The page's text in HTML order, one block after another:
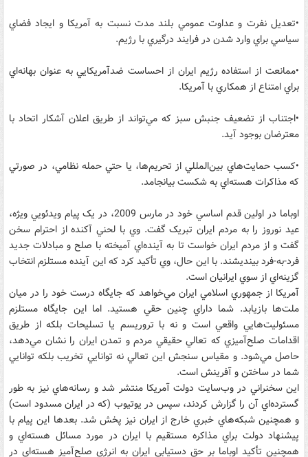
•تعديل نفرت و عداوت عمومي بلند مدت نسبت به آمريکا و ايجاد فضاي
سياسي براي وارد شدن در فرايند درگيري با رژيم.
•ممانعت از استفاده رژيم ايران از احساست ضدآمريکايي به عنوان بهانه‌اي
براي امتناع از همکاري با آمريکا.
•اجتناب از تضعيف جنبش سبز که مي‌تواند از طريق اعلان آشکار اتحاد با
معترضان بوجود آيد.
•کسب حمايت‌هاي بين‌المللي از تحريم‌ها، يا حتي حمله نظامي، در صورتي
که مذاکرات هسته‌اي به شکست بيانجامد.
اوباما در اولين قدم اساسي خود در مارس 2009، در يک پيام ويدئويي ويژه،
عيد نوروز را به مردم ايران تبريک گفت. وي با لحني آکنده از احترام سخن
گفت و از مردم ايران خواست تا به آينده‌اي آميخته با صلح و مبادلات جديد
فرد-به-فرد بينديشند. با اين حال، وي تأکيد کرد که اين آينده مستلزم انتخاب
گزينه‌اي از سوي ايرانيان است.
آمريکا از جمهوري اسلامي ايران مي‌خواهد که جايگاه درست خود را در ميان
ملت‌ها بازيابد. شما داراي چنين حقي هستيد. اما اين جايگاه مستلزم
مسئوليت‌هايي واقعي است و نه با تروريسم يا تسليحات بلکه از طريق
اقدامات صلح‌آميزي که تعالي حقيقي مردم و تمدن ايران را نشان مي‌دهد،
حاصل مي‌شود. و مقياس سنجش اين تعالي نه توانايي تخريب بلکه توانايي
شما در ساختن و آفرينش است.
اين سخنراني در وب‌سايت دولت آمريکا منتشر شد و رسانه‌هاي نيز به طور
گسترده‌اي آن را گزارش کردند، سپس در يوتيوب (که در ايران مسدود است)
و همچنين شبکه‌هاي خبري خارج از ايران نيز پخش شد. بعدها اين پيام با
پيشنهاد دولت براي مذاکره مستقيم با ايران در مورد مسائل هسته‌اي و
همچنين تأکيد اوباما بر حق دستيابي ايران به انرژي صلح‌آميز هسته‌اي در